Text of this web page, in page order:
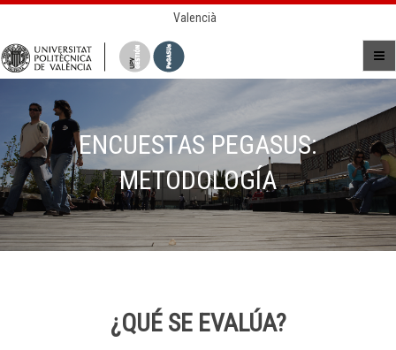
Valencià
ENCUESTAS PEGASUS:
METODOLOGÍA
¿QUÉ SE EVALÚA?